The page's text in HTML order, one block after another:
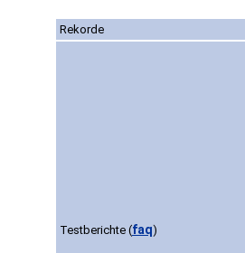
Rekorde
Testberichte (faq)